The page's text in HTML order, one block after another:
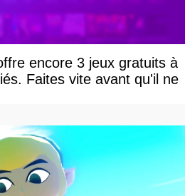
encore 3 jeux gratuits à
Faites vite avant qu'il ne